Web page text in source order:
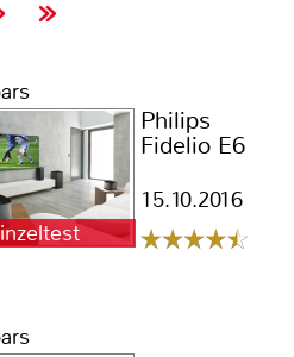
Philips
Fidelio E6
15.10.2016